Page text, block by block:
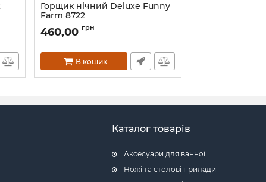
Горщик нічний Deluxe Funny
Farm 8722
Артикул: 8722
460,00 грн
В кошик
Каталог товарів
Аксесуари для ванної
Ножі та столові прилади